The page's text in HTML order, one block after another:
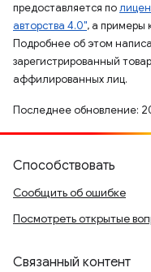
предоставляется по
авторства 4.0", а примеры
Подробнее об этом
зарегистрированный
аффилированных лиц.
Последнее обновление:
Способствовать
Сообщить об ошибке
Посмотреть открытые
Связанный контент